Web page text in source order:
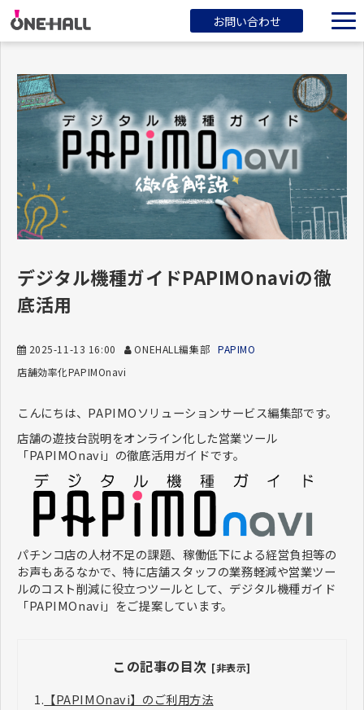
お問い合わせ
ブログ
デジタル機種ガイドPAPIMOnaviの徹
底活用
2025-11-13 16:00 ONEHALL編集部 PAPIMO
店舗効率化PAPIMOnavi
こんにちは、PAPIMOソリューションサービス編集部です。
店舗の遊技台説明をオンライン化した営業ツール
「PAPIMOnavi」の徹底活用ガイドです。
パチンコ店の人材不足の課題、稼働低下による経営負担等の
お声もあるなかで、特に店舗スタッフの業務軽減や営業ツー
ルのコスト削減に役立つツールとして、デジタル機種ガイド
「PAPIMOnavi」をご提案しています。
この記事の目次 [非表示]
1. 【PAPIMOnavi】のご利用方法